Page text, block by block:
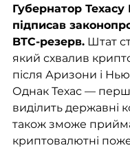
Губернатор Техасу
підписав
BTC-резерв. Штат
який схвалив
після Аризони і
Однак Техас —
виділить державні
також зможе
криптовалютні